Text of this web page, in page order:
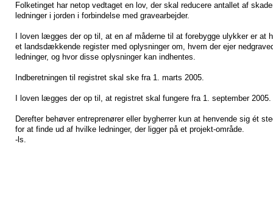
Folketinget har netop vedtaget en lov, der skal reducere antallet af
ledninger i jorden i forbindelse med gravearbejder.
I loven lægges der op til, at en af måderne til at forebygge ulykker er at
et landsdækkende register med oplysninger om, hvem der ejer
ledninger, og hvor disse oplysninger kan indhentes.
Indberetningen til registret skal ske fra 1. marts 2005.
I loven lægges der op til, at registret skal fungere fra 1. september 2005.
Derefter behøver entreprenører eller bygherrer kun at henvende sig ét
for at finde ud af hvilke ledninger, der ligger på et projekt-område.
-ls.